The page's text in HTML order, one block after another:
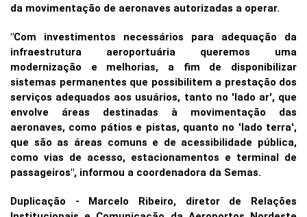
da movimentação de aeronaves autorizadas a operar.
"Com investimentos necessários para adequação da
infraestrutura aeroportuária queremos uma
modernização e melhorias, a fim de disponibilizar
sistemas permanentes que possibilitem a prestação dos
serviços adequados aos usuários, tanto no 'lado ar', que
envolve áreas destinadas à movimentação das
aeronaves, como pátios e pistas, quanto no 'lado terra',
que são as áreas comuns e de acessibilidade pública,
como vias de acesso, estacionamentos e terminal de
passageiros", informou a coordenadora da Semas.
Duplicação - Marcelo Ribeiro, diretor de Relações